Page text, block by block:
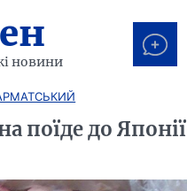
новини
поїде до Японії